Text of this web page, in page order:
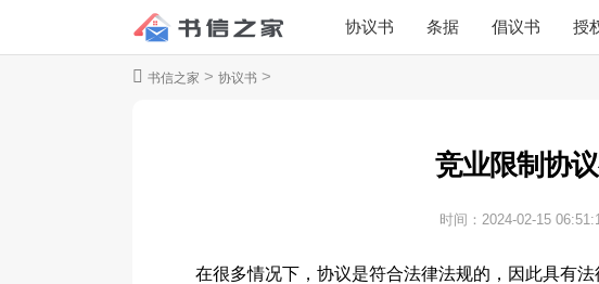
协议书 条据 倡议书 授
书信之家 > 协议书 >
竞业限制协
时间： 2024-02-15
在很多情况下，协议是符合法律法规的，因此具有